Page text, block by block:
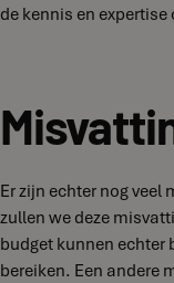
de kennis en
Er zijn echter nog
zullen we deze
budget kunnen echter
bereiken. Een andere